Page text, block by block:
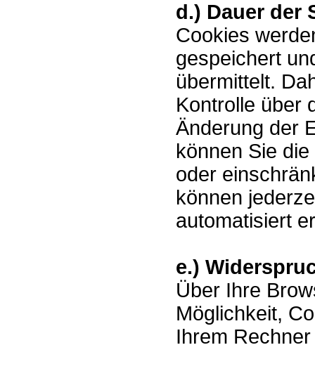
d.) Dauer der
Cookies
gespeichert
übermittelt.
Kontrolle über
Änderung der
können Sie
oder
können
automatisiert
e.)
Über Ihre
Möglichkeit,
Ihrem